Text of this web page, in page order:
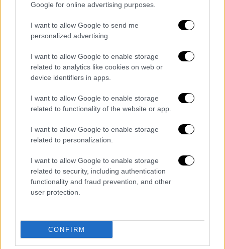
Google for online advertising purposes.
I want to allow Google to send me
personalized advertising.
I want to allow Google to enable storage
related to analytics like cookies on web or
device identifiers in apps.
I want to allow Google to enable storage
related to functionality of the website or app.
I want to allow Google to enable storage
related to personalization.
I want to allow Google to enable storage
related to security, including authentication
functionality and fraud prevention, and other
user protection.
CONFIRM
Η αγορά ακινήτων στην Τουρκία, ωστόσο,
δείχνει να παίρνει μια νέα τροπή. Ενώ τα
έσοδα από πωλήσεις σε ξένους μειώνονται,
οι Τούρκοι επενδυτές στρέφονται ολοένα
και περισσότερο προς την αγορά ακινήτων
στο εξωτερικό. Την περίοδο Ιανουαρίου-
Σεπτεμβρίου 2024, οι τουρκικές επενδύσεις
σε ακίνητα στο εξωτερικό αυξήθηκαν κατά
αντίθεση με την πτώση των ξένων
επενδύσεων στην Τουρκία, οι οποίες
μειώθηκαν κατά 23,8%, πέφτοντας στα 2,19
δισ. δολάρια.
Το συνάλλαγμα που μετέφεραν οι Τούρκοι
εισροή στις ξένες επενδύσεις να μειώνεται
δραματικά κατά 57% το 2024, φτάνοντας